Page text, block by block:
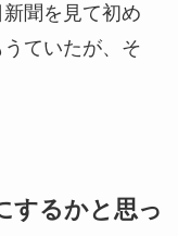
聞を見て初め
ていたが、そ
するかと思っ